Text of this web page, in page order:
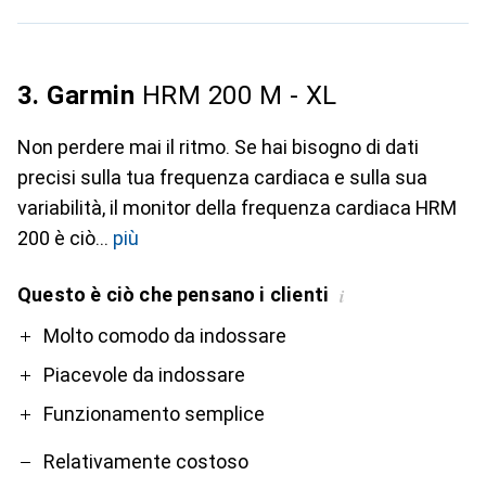
3. Garmin HRM 200 M - XL
Non perdere mai il ritmo. Se hai bisogno di dati
precisi sulla tua frequenza cardiaca e sulla sua
variabilità, il monitor della frequenza cardiaca HRM
200 è ciò
più
Questo è ciò che pensano i clienti i
ProMolto comodo da indossare
Piacevole da indossare
Funzionamento semplice
Contro
Relativamente costoso